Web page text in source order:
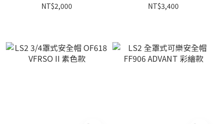
NT$2,000 NT$3,400